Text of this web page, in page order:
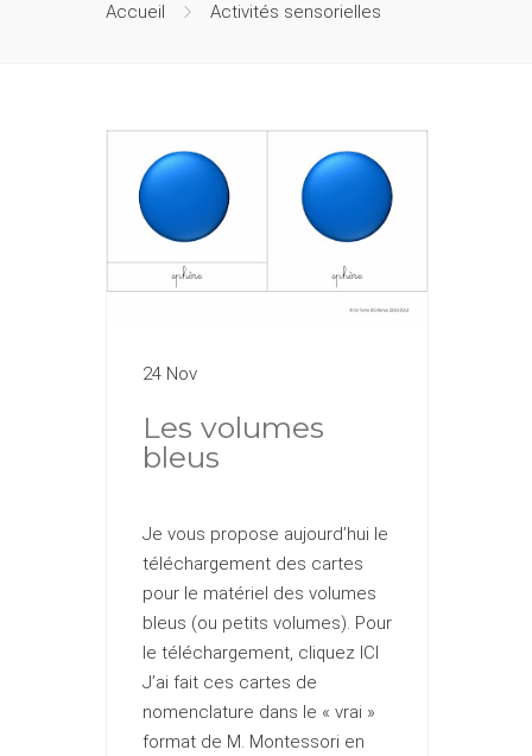
Accueil Activités sensorielles
24 Nov
Les volumes
bleus
Je vous propose aujourd’hui le
téléchargement des cartes
pour le matériel des volumes
bleus (ou petits volumes). Pour
le téléchargement, cliquez ICI
J’ai fait ces cartes de
nomenclature dans le « vrai »
format de M. Montessori en